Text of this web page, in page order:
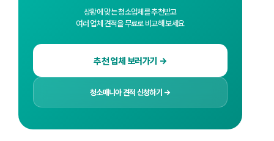
상황에 맞는 청소업체를 추천받고
여러 업체 견적을 무료로 비교해 보세요
추천 업체 보러가기 →
청소매니아 견적 신청하기 →